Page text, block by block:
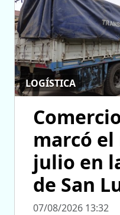
LOGÍSTICA
marcó
julio en
de San
07/08/2026 13:32